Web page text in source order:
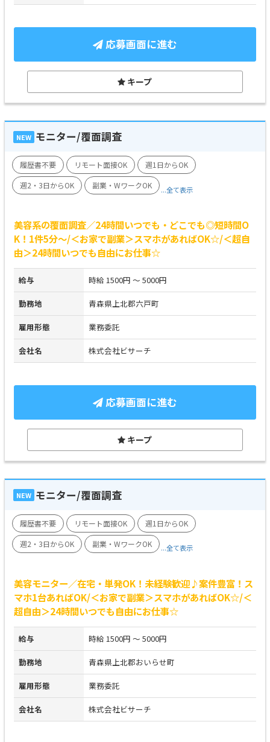
応募画面に進む
キープ
NEW モニター/覆面調査
履歴書不要 リモート面接OK
週1日からOK
週2・3日からOK
副業・WワークOK ...全て表示
美容系の覆面調査／24時間いつでも・どこでも◎短時間O
K！1件5分～/＜お家で副業＞スマホがあればOK☆/＜超自
由＞24時間いつでも自由にお仕事☆
給与 時給 1500円 ～ 5000円
勤務地 青森県上北郡六戸町
雇用形態 業務委託
会社名 株式会社ビサーチ
応募画面に進む
キープ
NEW モニター/覆面調査
履歴書不要 リモート面接OK
週1日からOK
週2・3日からOK
副業・WワークOK ...全て表示
美容モニター／在宅・単発OK！未経験歓迎♪案件豊富！ス
マホ1台あればOK/＜お家で副業＞スマホがあればOK☆/＜
超自由＞24時間いつでも自由にお仕事☆
給与 時給 1500円 ～ 5000円
勤務地 青森県上北郡おいらせ町
雇用形態 業務委託
会社名 株式会社ビサーチ